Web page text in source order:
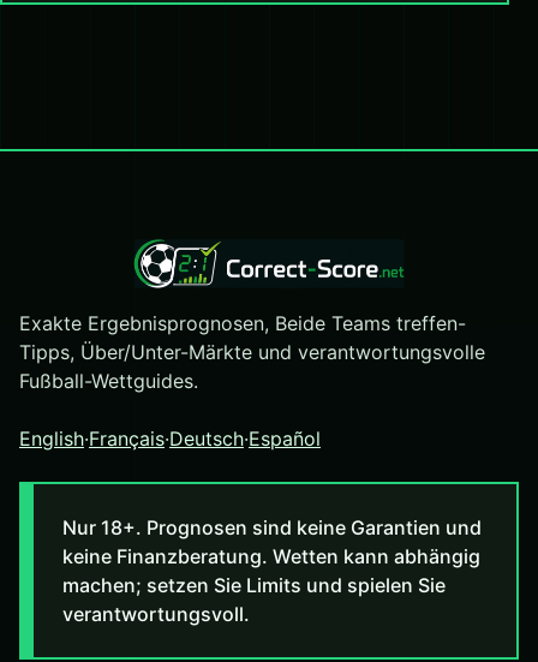
Exakte Ergebnisprognosen, Beide Teams treffen-
Tipps, Über/Unter-Märkte und verantwortungsvolle
Fußball-Wettguides.
English·Français·Deutsch·Español
Nur 18+. Prognosen sind keine Garantien und
keine Finanzberatung. Wetten kann abhängig
machen; setzen Sie Limits und spielen Sie
verantwortungsvoll.